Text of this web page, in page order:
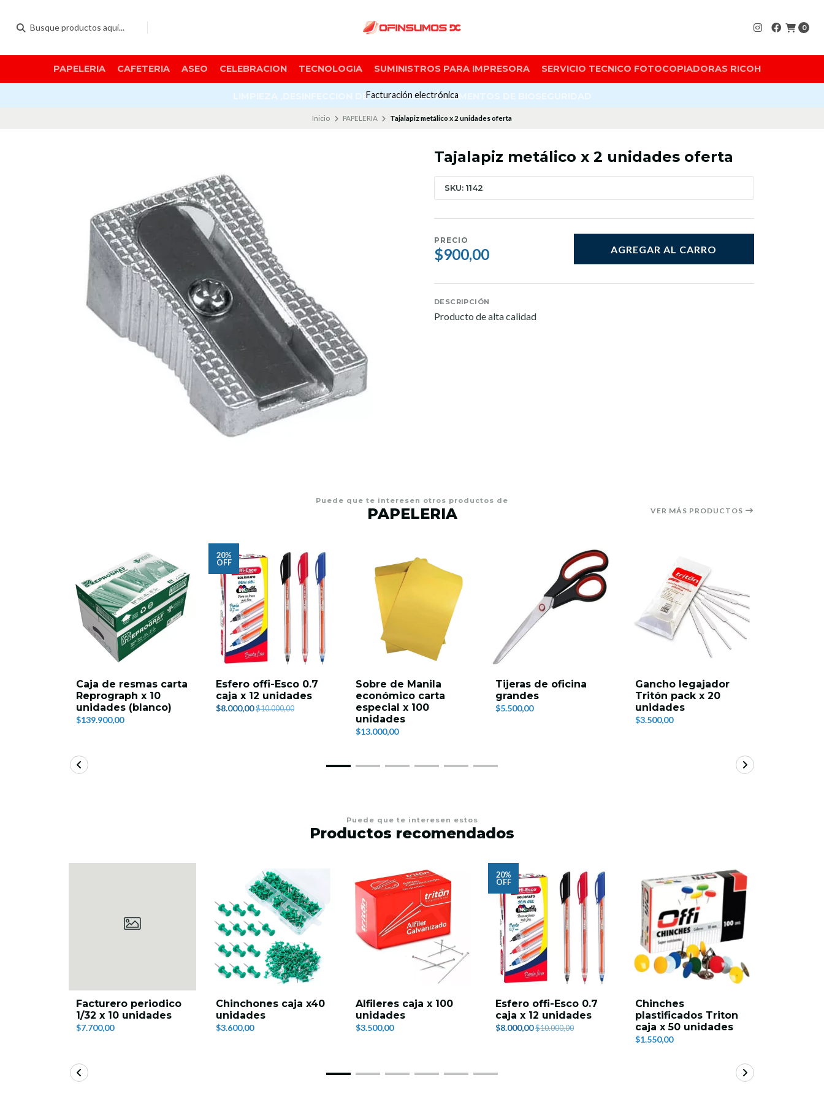
0
PAPELERIA CAFETERIA ASEO CELEBRACION TECNOLOGIA SUMINISTROS PARA IMPRESORA SERVICIO TECNICO FOTOCOPIADORAS RICOH
LIMPIEZA ,DESINFECCION DE SUPERFICIES Y ELEMENTOS DE BIOSEGURIDAD
Facturación electrónica
Inicio PAPELERIA Tajalapiz metálico x 2 unidades oferta
Tajalapiz metálico x 2 unidades oferta
SKU: 1142
PRECIO
$900,00 AGREGAR AL CARRO
DESCRIPCIÓN
Producto de alta calidad
Puede que te interesen otros productos de
PAPELERIA VER MÁS PRODUCTOS
Caja de resmas carta
Reprograph x 10
unidades (blanco)
$139.900,00
20%
OFF
Esfero offi-Esco 0.7
caja x 12 unidades
$8.000,00 $10.000,00
Sobre de Manila
económico carta
especial x 100
unidades
$13.000,00
Tijeras de oficina
grandes
$5.500,00
Gancho legajador
Tritón pack x 20
unidades
$3.500,00
Puede que te interesen estos
Productos recomendados
Facturero periodico
1/32 x 10 unidades
$7.700,00
Chinchones caja x40
unidades
$3.600,00
Alfileres caja x 100
unidades
$3.500,00
20%
OFF
Esfero offi-Esco 0.7
caja x 12 unidades
$8.000,00 $10.000,00
Chinches
plastificados Triton
caja x 50 unidades
$1.550,00